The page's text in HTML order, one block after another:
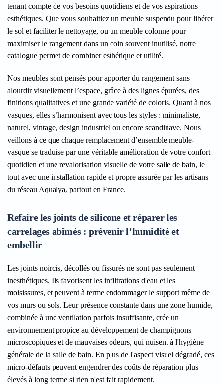
tenant compte de vos besoins quotidiens et de vos aspirations
esthétiques. Que vous souhaitiez un meuble suspendu pour libérer
le sol et faciliter le nettoyage, ou un meuble colonne pour
maximiser le rangement dans un coin souvent inutilisé, notre
catalogue permet de combiner esthétique et utilité.
Nos meubles sont pensés pour apporter du rangement sans
alourdir visuellement l’espace, grâce à des lignes épurées, des
finitions qualitatives et une grande variété de coloris. Quant à nos
vasques, elles s’harmonisent avec tous les styles : minimaliste,
naturel, vintage, design industriel ou encore scandinave. Nous
veillons à ce que chaque remplacement d’ensemble meuble-
vasque se traduise par une véritable amélioration de votre confort
quotidien et une revalorisation visuelle de votre salle de bain, le
tout avec une installation rapide et propre assurée par les artisans
du réseau Aqualya, partout en France.
Refaire les joints de silicone et réparer les
carrelages abîmés : prévenir l’humidité et
embellir
Les joints noircis, décollés ou fissurés ne sont pas seulement
inesthétiques. Ils favorisent les infiltrations d'eau et les
moisissures, et peuvent à terme endommager le support même de
vos murs ou sols. Leur présence constante dans une zone humide,
combinée à une ventilation parfois insuffisante, crée un
environnement propice au développement de champignons
microscopiques et de mauvaises odeurs, qui nuisent à l'hygiène
générale de la salle de bain. En plus de l'aspect visuel dégradé, ces
micro-défauts peuvent engendrer des coûts de réparation plus
élevés à long terme si rien n'est fait rapidement.